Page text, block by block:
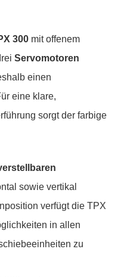
300mit offenem
Servomotoren
einen
eine klare,
sorgt der farbige
sowie vertikal
verfügt die TPX
in allen
zu